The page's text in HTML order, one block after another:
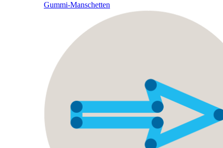
Gummi-Manschetten